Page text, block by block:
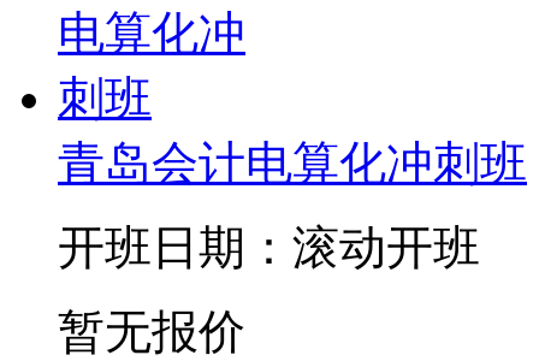
青岛会计电算化冲刺班
开班日期：滚动开班
暂无报价